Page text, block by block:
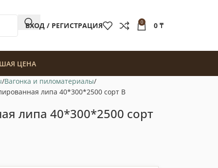
ВХОД / РЕГИСТРАЦИЯ 0 0 ₸
ЦЕНА
Вагонка и пиломатериалы
липа 40*300*2500 сорт В
липа 40*300*2500 сорт